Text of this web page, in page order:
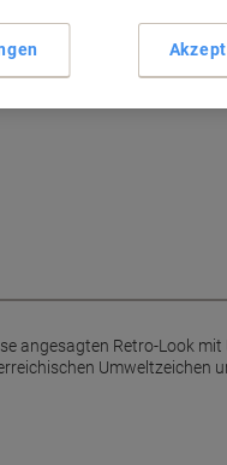
angesagten Retro-Look
Umweltzeichen